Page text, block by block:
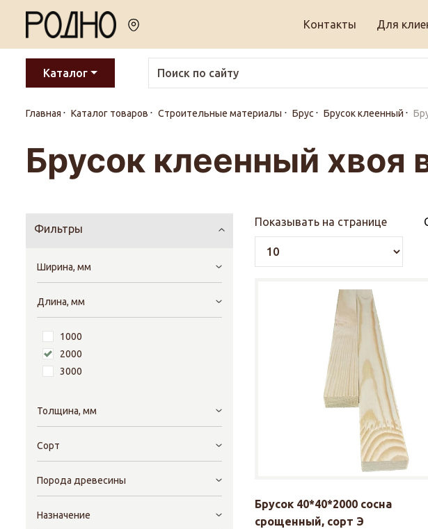
Контакты Для
Каталог
Главная Каталог товаров Строительные материалы Брус Брусок клеенный
Брусок клеенный хвоя
Фильтры
Ширина, мм
Длина, мм
1000
2000
3000
Толщина, мм
Сорт
Порода древесины
Назначение
Показывать на странице
Брусок 40*40*2000 сосна
срощенный, сорт Э